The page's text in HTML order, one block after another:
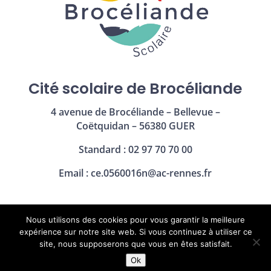
Cité scolaire de Brocéliande
4 avenue de Brocéliande – Bellevue –
Coëtquidan – 56380 GUER
Standard : 02 97 70 70 00
Email :ce.0560016n@ac-rennes.fr
Mentions légales|Politique de confidentialité
Nous utilisons des cookies pour vous garantir la meilleure
expérience sur notre site web. Si vous continuez à utiliser ce
site, nous supposerons que vous en êtes satisfait.
Ok